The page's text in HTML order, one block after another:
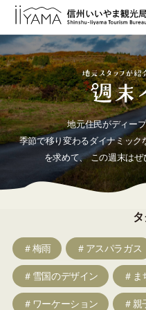
地元住民がディー
季節で移り変わるダイナミッ
を求めて、この週末はぜ
＃梅雨 ＃アスパラガス
＃雪国のデザイン ＃ま
＃ワーケーション ＃親